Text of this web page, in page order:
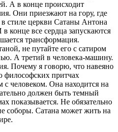
А в конце происходит
Они приезжают на гору, где
стиле церкви Сатаны Антона
конце все сердца запускаются
трансформация.
не путайте его с сатиром
А третий в человека-машину.
Почему я говорю, что навеяно
философских притчах
с человеком. Она находится на
должен быть темный
показывается. Не обязательно
соборы. Сатана может жить на